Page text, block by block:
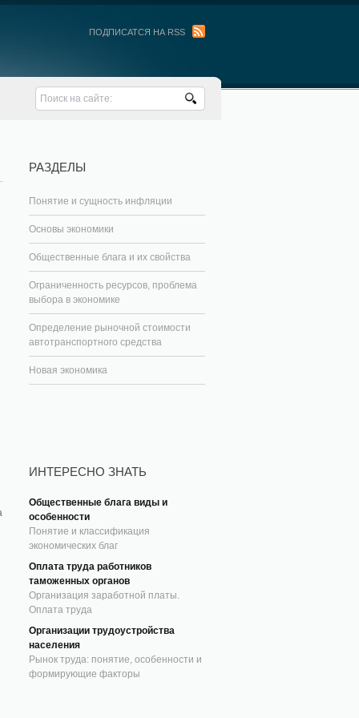
ПОДПИСАТСЯ НА RSS
РАЗДЕЛЫ
Понятие и сущность инфляции
Основы экономики
Общественные блага и их свойства
Ограниченность ресурсов, проблема
выбора в экономике
Определение рыночной стоимости
автотранспортного средства
Новая экономика
ИНТЕРЕСНО ЗНАТЬ
Общественные блага виды и
особенности
Понятие и классификация
экономических благ
Оплата труда работников
таможенных органов
Организация заработной платы.
Оплата труда
Организации трудоустройства
населения
Рынок труда: понятие, особенности и
формирующие факторы